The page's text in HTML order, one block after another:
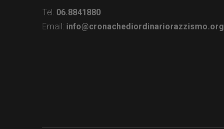
Tel. 06.8841880
Email: info@cronachediordinariorazzismo.org